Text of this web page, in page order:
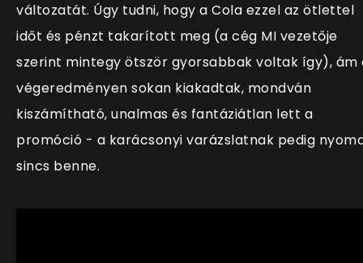
változatát. Úgy tudni, hogy a Cola ezzel az ötlettel
időt és pénzt takarított meg (a cég MI vezetője
szerint mintegy ötször gyorsabbak voltak így), ám
végeredményen sokan kiakadtak, mondván
kiszámítható, unalmas és fantáziátlan lett a
promóció - a karácsonyi varázslatnak pedig
sincs benne.